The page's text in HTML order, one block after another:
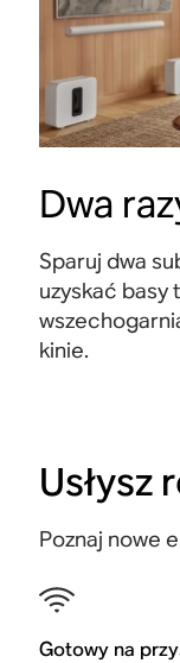
Dwa
Sparuj dwa
uzyskać basy
kinie.
Usłysz
Poznaj nowe
Gotowy na